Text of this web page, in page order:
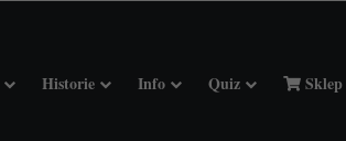
Historie Info Quiz Sklep